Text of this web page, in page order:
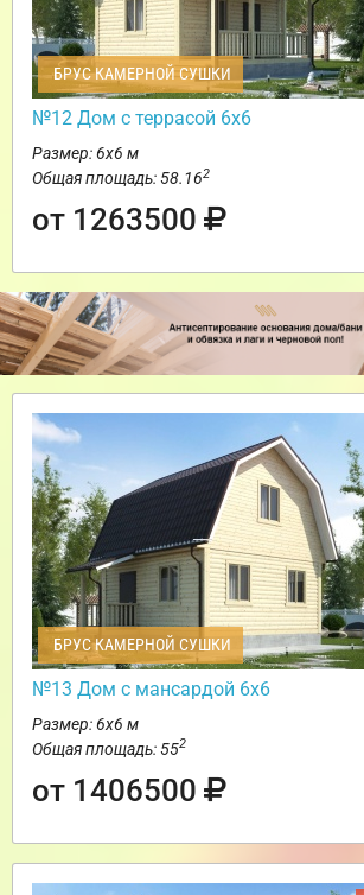
БРУС КАМЕРНОЙ СУШКИ
№12 Дом с террасой 6х6
Размер: 6х6 м
Общая площадь: 58.162
от 1263500
БРУС КАМЕРНОЙ СУШКИ
№13 Дом с мансардой 6х6
Размер: 6х6 м
Общая площадь: 552
от 1406500